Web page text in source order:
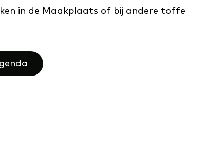
in de Maakplaats of bij andere toffe